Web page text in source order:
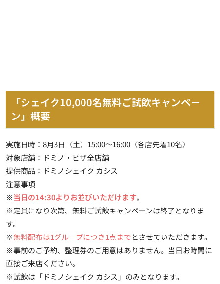
「シェイク10,000名無料ご試飲キャンペー
ン」概要
実施日時：8月3日（土）15:00～16:00（各店先着10名）
対象店舗：ドミノ・ピザ全店舗
提供商品：ドミノシェイク カシス
注意事項
※当日の14:30よりお並びいただけます。
※定員になり次第、無料ご試飲キャンペーンは終了となりま
す。
※無料配布は1グループにつき1点までとさせていただきます。
※事前のご予約、整理券のご用意はありません。当日お時間に
直接ご来店ください。
※試飲は「ドミノシェイク カシス」のみとなります。